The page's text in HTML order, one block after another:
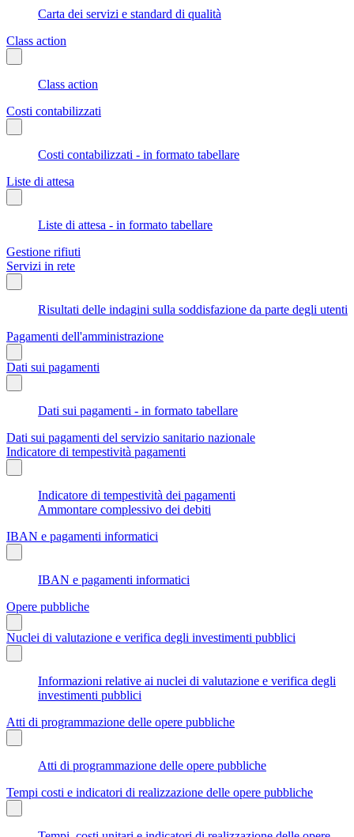
Carta dei servizi e standard di qualità
Class action
Class action
Costi contabilizzati
Costi contabilizzati - in formato tabellare
Liste di attesa
Liste di attesa - in formato tabellare
Gestione rifiuti
Servizi in rete
Risultati delle indagini sulla soddisfazione da parte degli utenti
Pagamenti dell'amministrazione
Dati sui pagamenti
Dati sui pagamenti - in formato tabellare
Dati sui pagamenti del servizio sanitario nazionale
Indicatore di tempestività pagamenti
Indicatore di tempestività dei pagamenti
Ammontare complessivo dei debiti
IBAN e pagamenti informatici
IBAN e pagamenti informatici
Opere pubbliche
Nuclei di valutazione e verifica degli investimenti pubblici
Informazioni relative ai nuclei di valutazione e verifica degli
investimenti pubblici
Atti di programmazione delle opere pubbliche
Atti di programmazione delle opere pubbliche
Tempi costi e indicatori di realizzazione delle opere pubbliche